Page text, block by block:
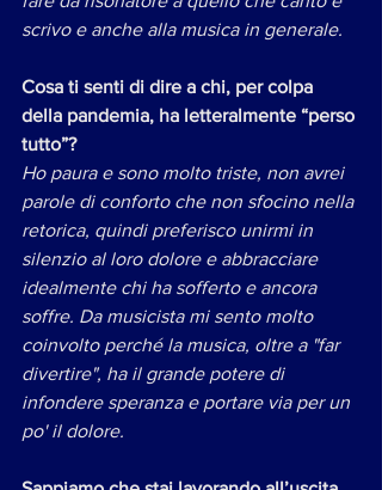
scrivo e anche alla musica in generale.
Cosa ti senti di dire a chi, per colpa
della pandemia, ha letteralmente “perso
tutto”?
Ho paura e sono molto triste, non avrei
parole di conforto che non sfocino nella
retorica, quindi preferisco unirmi in
silenzio al loro dolore e abbracciare
idealmente chi ha sofferto e ancora
soffre. Da musicista mi sento molto
coinvolto perché la musica, oltre a "far
divertire", ha il grande potere di
infondere speranza e portare via per un
po' il dolore.